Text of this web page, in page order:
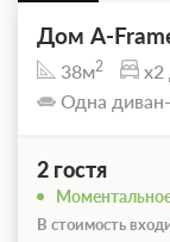
Дом A-
38м2
x2
Одна
2 гостя
В стоимость